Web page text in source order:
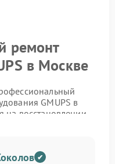
ремонт
в Москве
GMUPS в
на восстановлении
проведут точную